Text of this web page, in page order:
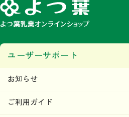
ユーザーサポート
お知らせ
ご利用ガイド